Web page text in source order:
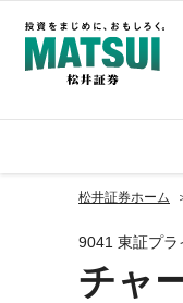
松井証券ホーム
9041 東証プラ
チャ